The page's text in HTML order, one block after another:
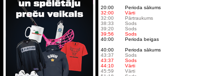
20:00
Perioda sākums
32:00
Vārti
32:00
Pārtraukums
38:33
Sods
39:20
Sods
39:56
Sods
40:00
Perioda beigas
40:00
Perioda sākums
43:37
Sods
43:37
Sods
44:10
Vārti
45:59
Vārti